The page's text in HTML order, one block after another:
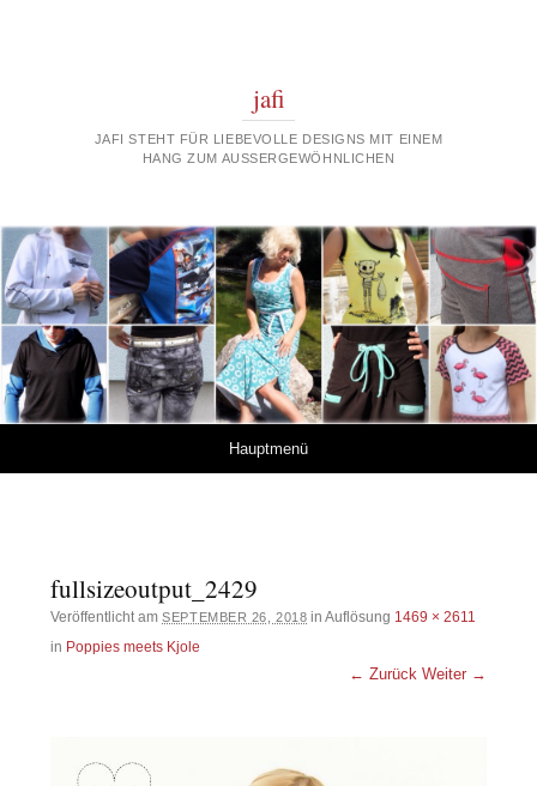
jafi
JAFI STEHT FÜR LIEBEVOLLE DESIGNS MIT EINEM
HANG ZUM AUSSERGEWÖHNLICHEN
Hauptmenü
fullsizeoutput_2429
Veröffentlicht amSEPTEMBER 26, 2018 in Auflösung 1469 × 2611
in Poppies meets Kjole
← Zurück Weiter →